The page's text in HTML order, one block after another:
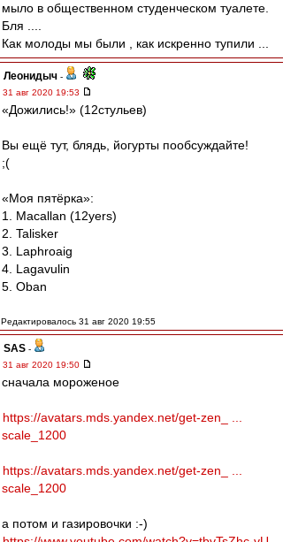
мыло в общественном студенческом туалете.
Бля ....
Как молоды мы были , как искренно тупили ...
Леонидыч -
31 авг 2020 19:53
«Дожились!» (12стульев)
Вы ещё тут, блядь, йогурты пообсуждайте!
;(
«Моя пятёрка»:
1. Macallan (12yers)
2. Talisker
3. Laphroaig
4. Lagavulin
5. Oban
Редактировалось 31 авг 2020 19:55
SAS -
31 авг 2020 19:50
сначала мороженое
https://avatars.mds.yandex.net/get-zen_ ...
scale_1200
https://avatars.mds.yandex.net/get-zen_ ...
scale_1200
а потом и газировочки :-)